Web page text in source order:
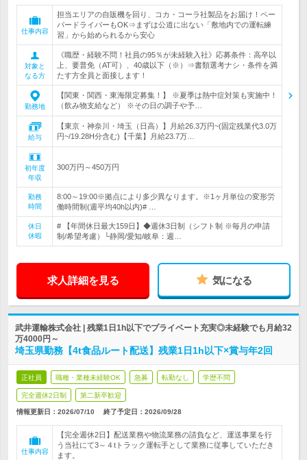
仕事内容
担当エリアの自販機を回り、コカ・コーラ社製品をお届け！ペー
パードライバーもOK⇒まずは公道に出ない「敷地内での運転練
習」から始められるから安心
対象と
なる方
《職歴・経験不問！社員の95％が未経験入社》応募条件：高卒以
上、要普免（AT可）、40歳以下（※）⇒書類選考ナシ・条件を満
たす方全員と面接します！
勤務地
【関東・関西・東海限定募集！】 ※夏季は熱中症対策も実施中！
（飲み物支給など） ※その日の調子や予…
給与
【東京・神奈川・埼玉（日高）】月給26.3万円~(固定残業代3.0万
円~/19.28H分含む)【千葉】月給23.7万…
初年度
年収
300万円～450万円
勤務
時間
8:00～19:00※拠点により多少異なります。※1ヶ月単位の変形労
働時間制(週平均40h以内)# …
休日
休暇
# 【年間休日最大159日】◆週休3日制（シフト制 ※毎月の申請
制/希望考慮）└静岡/愛知/岐阜：週…
求人詳細を見る 気になる
武井運輸株式会社 | 残業1日1h以下でプライベート充実◎未経験でも月給32
万4000円～
埼玉県勤務【4t食品ルート配送】残業1日1h以下×賞与年2回
正社員 職種・業種未経験OK 急募 転勤なし 学歴不問
完全週休2日制 第二新卒歓迎
情報更新日：2026/07/10 終了予定日： 2026/09/28
仕事内容
【完全週休2日】配送業務や物流業務の請負など、運送事業を行
う当社にて3～４tトラック運転手として業務に従事していただき
ます。